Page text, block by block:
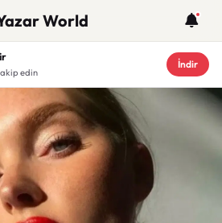
World
edin
İndir